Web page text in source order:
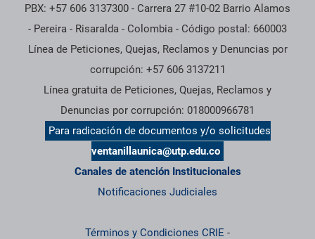
PBX: +57 606 3137300 - Carrera 27 #10-02 Barrio Alamos
- Pereira - Risaralda - Colombia - Código postal: 660003
Línea de Peticiones, Quejas, Reclamos y Denuncias por
corrupción: +57 606 3137211
Línea gratuita de Peticiones, Quejas, Reclamos y
Denuncias por corrupción: 018000966781
Para radicación de documentos y/o solicitudes
ventanillaunica@utp.edu.co
Canales de atención Institucionales
Notificaciones Judiciales
Términos y Condiciones CRIE -